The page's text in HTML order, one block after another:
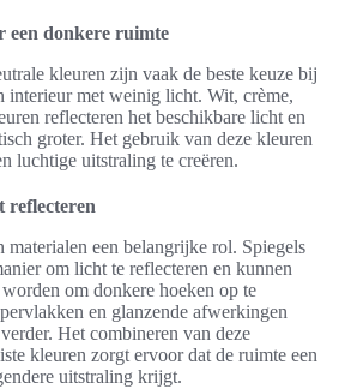
een donkere ruimte
kleuren zijn vaak de beste keuze bij
interieur met weinig licht. Wit, crème,
reflecteren het beschikbare licht en
groter. Het gebruik van deze kleuren
luchtige uitstraling te creëren.
reflecteren
materialen een belangrijke rol. Spiegels
om licht te reflecteren en kunnen
om donkere hoeken op te
en glanzende afwerkingen
Het combineren van deze
kleuren zorgt ervoor dat de ruimte een
uitstraling krijgt.